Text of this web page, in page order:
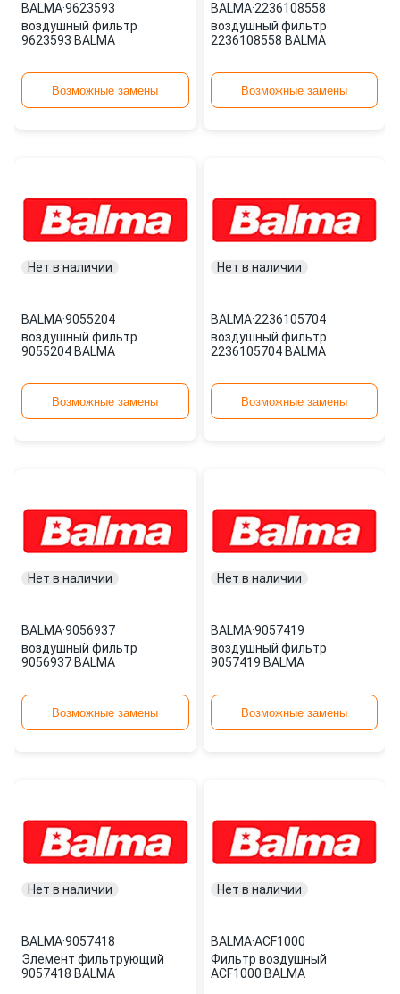
BALMA·9623593
воздушный фильтр
9623593 BALMA
Возможные замены
BALMA·2236108558
воздушный фильтр
2236108558 BALMA
Возможные замены
Нет в наличии
BALMA·9055204
воздушный фильтр
9055204 BALMA
Возможные замены
Нет в наличии
BALMA·2236105704
воздушный фильтр
2236105704 BALMA
Возможные замены
Нет в наличии
BALMA·9056937
воздушный фильтр
9056937 BALMA
Возможные замены
Нет в наличии
BALMA·9057419
воздушный фильтр
9057419 BALMA
Возможные замены
Нет в наличии
BALMA·9057418
Элемент фильтрующий
9057418 BALMA
Нет в наличии
BALMA·ACF1000
Фильтр воздушный
ACF1000 BALMA